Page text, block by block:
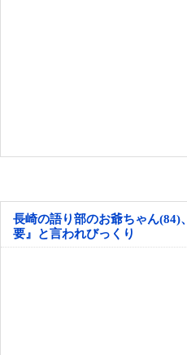
長崎の語り部のお爺ちゃん(84)
要』と言われびっくり